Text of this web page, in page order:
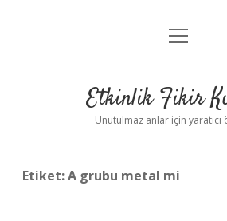
Anasayfa
Yasal Uyarı
menüyü
Etkinlik Fikir
Unutulmaz anlar için yaratıcı
Etiket:A grubu metal mi